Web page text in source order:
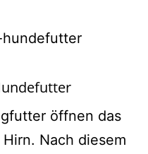
öffnen das
Nach diesem